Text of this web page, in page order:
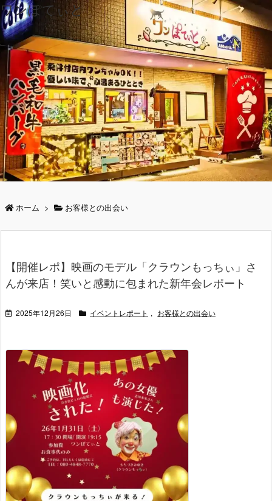
ワンぽてぃと
ホーム > お客様との出会い
【開催レポ】映画のモデル「クラウンもっちぃ」さ
んが来店！笑いと感動に包まれた新年会レポート
2025年12月26日 イベントレポート , お客様との出会い